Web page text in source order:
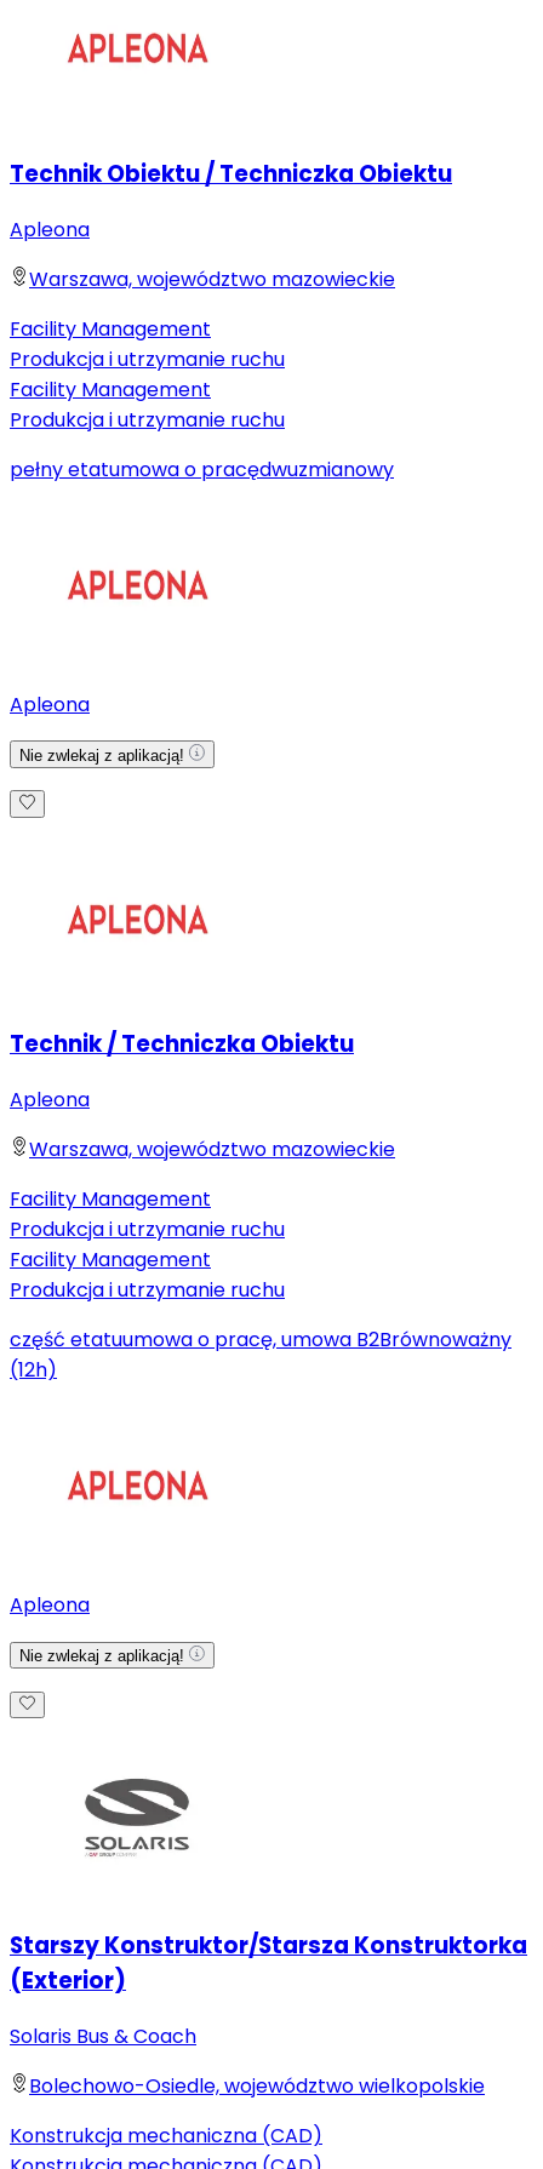
Technik Obiektu / Techniczka Obiektu
Apleona
Warszawa, województwo mazowieckie
Facility Management
Produkcja i utrzymanie ruchu
Facility Management
Produkcja i utrzymanie ruchu
pełny etatumowa o pracędwuzmianowy
Apleona
Nie zwlekaj z aplikacją!
Technik / Techniczka Obiektu
Apleona
Warszawa, województwo mazowieckie
Facility Management
Produkcja i utrzymanie ruchu
Facility Management
Produkcja i utrzymanie ruchu
część etatuumowa o pracę, umowa B2Brównoważny
(12h)
Apleona
Nie zwlekaj z aplikacją!
Starszy Konstruktor/Starsza Konstruktorka
(Exterior)
Solaris Bus & Coach
Bolechowo-Osiedle, województwo wielkopolskie
Konstrukcja mechaniczna (CAD)